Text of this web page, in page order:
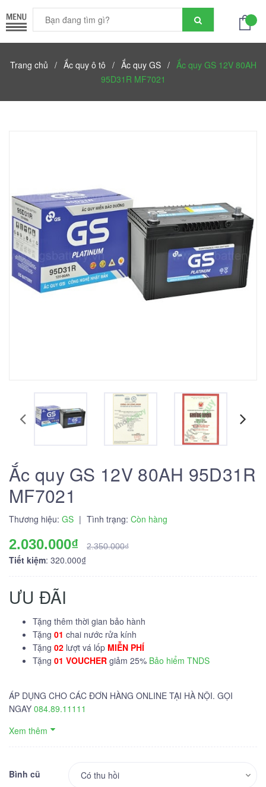
Trang chủ / Ắc quy ô tô / Ắc quy GS / Ắc quy GS 12V 80AH
95D31R MF7021
Ắc quy GS 12V 80AH 95D31R
MF7021
Thương hiệu: GS | Tình trạng: Còn hàng
2.030.000₫ 2.350.000₫
Tiết kiệm: 320.000₫
ƯU ĐÃI
Tặng thêm thời gian bảo hành
Tặng 01 chai nước rửa kính
Tặng 02 lượt vá lốp MIỄN PHÍ
Tặng 01 VOUCHER giảm 25% Bảo hiểm TNDS
ÁP DỤNG CHO CÁC ĐƠN HÀNG ONLINE TẠI HÀ NỘI. GỌI
NGAY 084.89.11111
Xem thêm
Bình cũ